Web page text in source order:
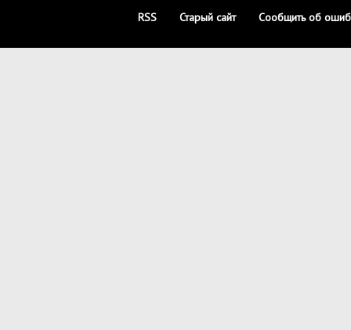
RSS Старый сайт Сообщить об